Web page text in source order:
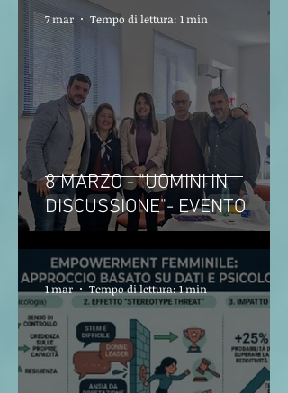
8 MARZO - "UOMINI IN
DISCUSSIONE"- EVENTO
7 mar Tempo di lettura: 1 min
1 mar Tempo di lettura: 1 min